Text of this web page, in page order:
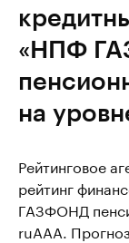
«НПФ
на
Рейтинговое
рейтинг
ГАЗФОНД
ruAАА.